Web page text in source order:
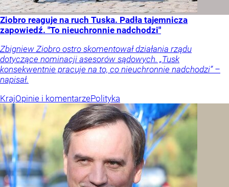
Ziobro reaguje na ruch Tuska. Padła tajemnicza
zapowiedź. "To nieuchronnie nadchodzi"
Zbigniew Ziobro ostro skomentował działania rządu
dotyczące nominacji asesorów sądowych. „Tusk
konsekwentnie pracuje na to, co nieuchronnie nadchodzi” –
napisał.
KrajOpinie i komentarzePolityka